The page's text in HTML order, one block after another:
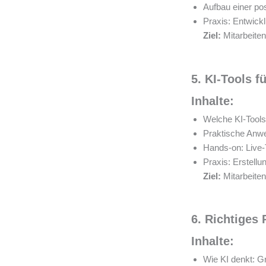
Aufbau einer
Praxis:
Ziel:
5. KI-Tools
Inhalte:
Welche KI-
Praktische
Hands-on:
Praxis:
Ziel:
6. Richtiges
Inhalte:
Wie KI denkt: